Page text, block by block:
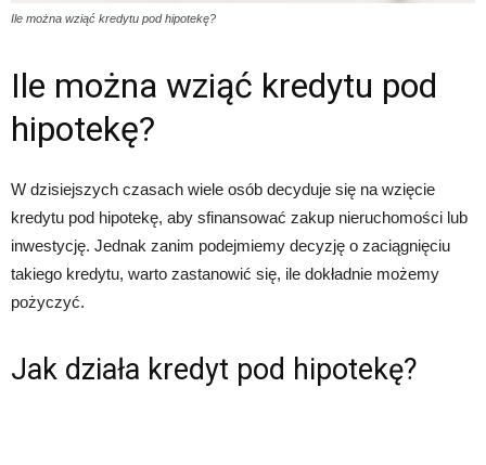
Ile można wziąć kredytu pod hipotekę?
Ile można wziąć kredytu pod
hipotekę?
W dzisiejszych czasach wiele osób decyduje się na wzięcie
kredytu pod hipotekę, aby sfinansować zakup nieruchomości lub
inwestycję. Jednak zanim podejmiemy decyzję o zaciągnięciu
takiego kredytu, warto zastanowić się, ile dokładnie możemy
pożyczyć.
Jak działa kredyt pod hipotekę?